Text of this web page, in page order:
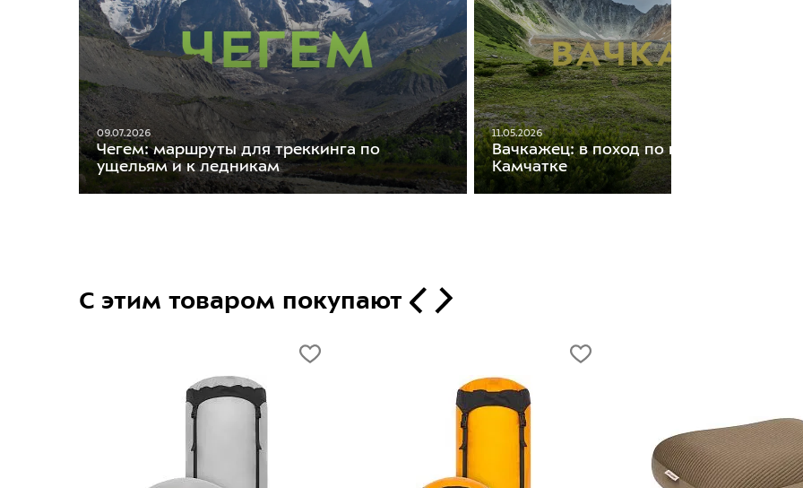
09.07.2026
Чегем: маршруты для треккинга по
ущельям и к ледникам
11.05.2026
Вачкажец: в поход по горному массиву
Камчатке
С этим товаром покупают